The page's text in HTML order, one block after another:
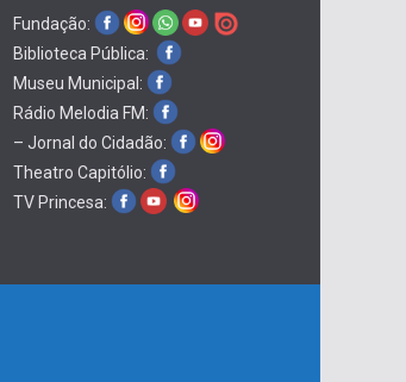
Fundação:
Biblioteca Pública:
Museu Municipal:
Rádio Melodia FM:
– Jornal do Cidadão:
Theatro Capitólio:
TV Princesa: